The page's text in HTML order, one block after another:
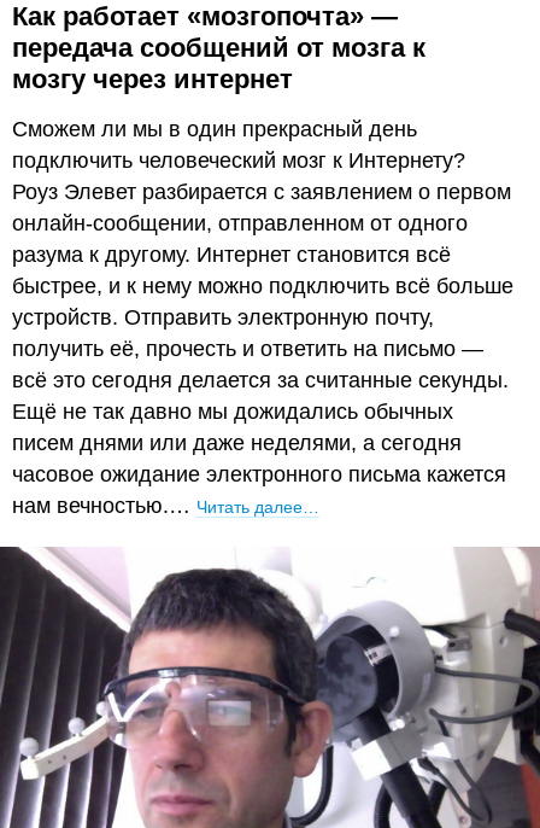
Как работает «мозгопочта» —
передача сообщений от мозга к
мозгу через интернет
Сможем ли мы в один прекрасный день
подключить человеческий мозг к Интернету?
Роуз Элевет разбирается с заявлением о первом
онлайн-сообщении, отправленном от одного
разума к другому. Интернет становится всё
быстрее, и к нему можно подключить всё больше
устройств. Отправить электронную почту,
получить её, прочесть и ответить на письмо —
всё это сегодня делается за считанные секунды.
Ещё не так давно мы дожидались обычных
писем днями или даже неделями, а сегодня
часовое ожидание электронного письма кажется
нам вечностью.… Читать далее…